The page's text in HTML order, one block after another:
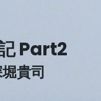
Part2
貴司